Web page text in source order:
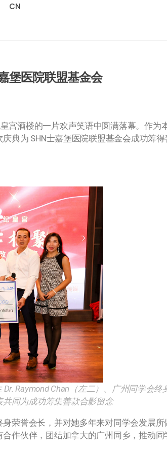
CN
堡医院联盟基金会
宫酒楼的一片欢声笑语中圆满落幕。作为
典为 SHN士嘉堡医院联盟基金会成功筹
Raymond Chan（左二）、广州同学会
同为成功筹集善款合影留念
荣誉会长，并对她多年来对同学会发展
作伙伴，团结加拿大的广州同乡，推动同